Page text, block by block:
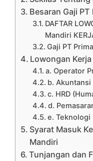
Besaran Gaji
DAFTAR
Mandiri
Gaji PT
Lowongan
a. Operator
b. Akuntansi
c. HRD
d.
e. Teknologi
Syarat Masuk
Mandiri
Tunjangan dan